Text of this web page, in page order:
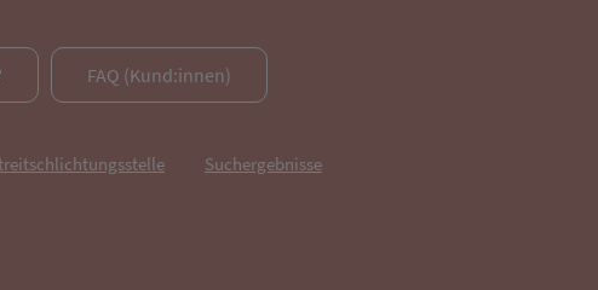
FAQ (Kund:innen)
Suchergebnisse